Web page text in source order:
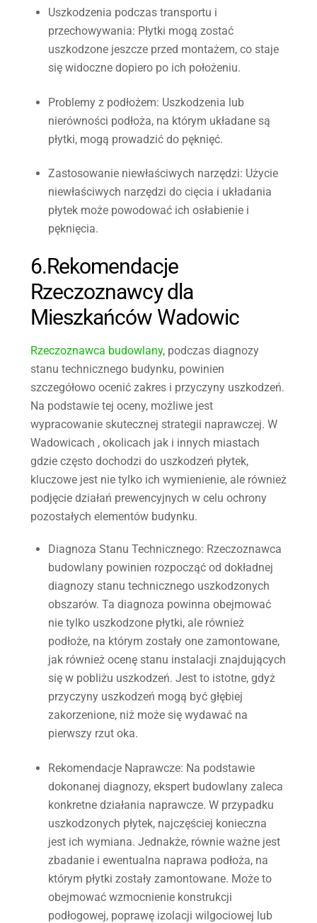
Uszkodzenia podczas transportu i
przechowywania: Płytki mogą zostać
uszkodzone jeszcze przed montażem, co staje
się widoczne dopiero po ich położeniu.
Problemy z podłożem: Uszkodzenia lub
nierówności podłoża, na którym układane są
płytki, mogą prowadzić do pęknięć.
Zastosowanie niewłaściwych narzędzi: Użycie
niewłaściwych narzędzi do cięcia i układania
płytek może powodować ich osłabienie i
pęknięcia.
6.Rekomendacje
Rzeczoznawcy dla
Mieszkańców Wadowic
Rzeczoznawca budowlany, podczas diagnozy
stanu technicznego budynku, powinien
szczegółowo ocenić zakres i przyczyny uszkodzeń.
Na podstawie tej oceny, możliwe jest
wypracowanie skutecznej strategii naprawczej. W
Wadowicach , okolicach jak i innych miastach
gdzie często dochodzi do uszkodzeń płytek,
kluczowe jest nie tylko ich wymienienie, ale również
podjęcie działań prewencyjnych w celu ochrony
pozostałych elementów budynku.
Diagnoza Stanu Technicznego: Rzeczoznawca
budowlany powinien rozpocząć od dokładnej
diagnozy stanu technicznego uszkodzonych
obszarów. Ta diagnoza powinna obejmować
nie tylko uszkodzone płytki, ale również
podłoże, na którym zostały one zamontowane,
jak również ocenę stanu instalacji znajdujących
się w pobliżu uszkodzeń. Jest to istotne, gdyż
przyczyny uszkodzeń mogą być głębiej
zakorzenione, niż może się wydawać na
pierwszy rzut oka.
Rekomendacje Naprawcze: Na podstawie
dokonanej diagnozy, ekspert budowlany zaleca
konkretne działania naprawcze. W przypadku
uszkodzonych płytek, najczęściej konieczna
jest ich wymiana. Jednakże, równie ważne jest
zbadanie i ewentualna naprawa podłoża, na
którym płytki zostały zamontowane. Może to
obejmować wzmocnienie konstrukcji
podłogowej, poprawę izolacji wilgociowej lub